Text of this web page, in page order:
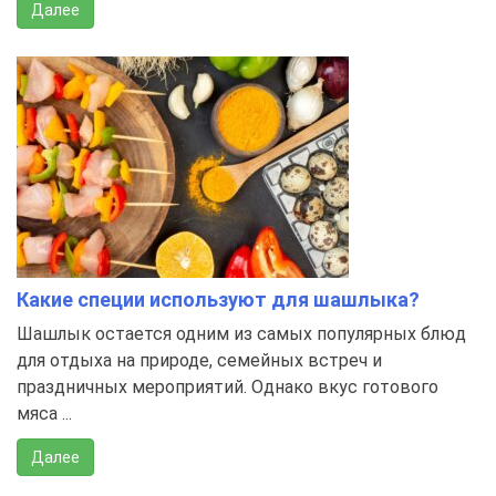
Далее
Какие специи используют для шашлыка?
Шашлык остается одним из самых популярных блюд
для отдыха на природе, семейных встреч и
праздничных мероприятий. Однако вкус готового
мяса ...
Далее